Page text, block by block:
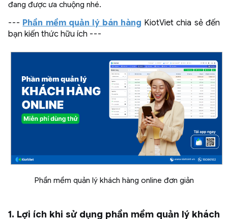
đang được ưa chuộng nhé.
--- Phần mềm quản lý bán hàng KiotViet chia sẻ đến
bạn kiến thức hữu ích ---
Phần mềm quản lý khách hàng online đơn giản
1. Lợi ích khi sử dụng phần mềm quản lý khách